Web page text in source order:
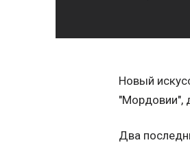
Новый
"Мордовии",
Два